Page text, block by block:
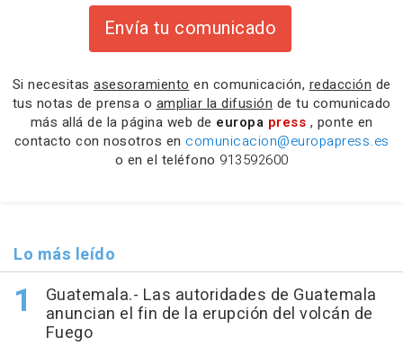
Envía tu comunicado
Si necesitas asesoramiento en comunicación, redacción de
tus notas de prensa o ampliar la difusión de tu comunicado
más allá de la página web de europa press , ponte en
contacto con nosotros en comunicacion@europapress.es
o en el teléfono 913592600
Lo más leído
Guatemala.- Las autoridades de Guatemala
anuncian el fin de la erupción del volcán de
Fuego